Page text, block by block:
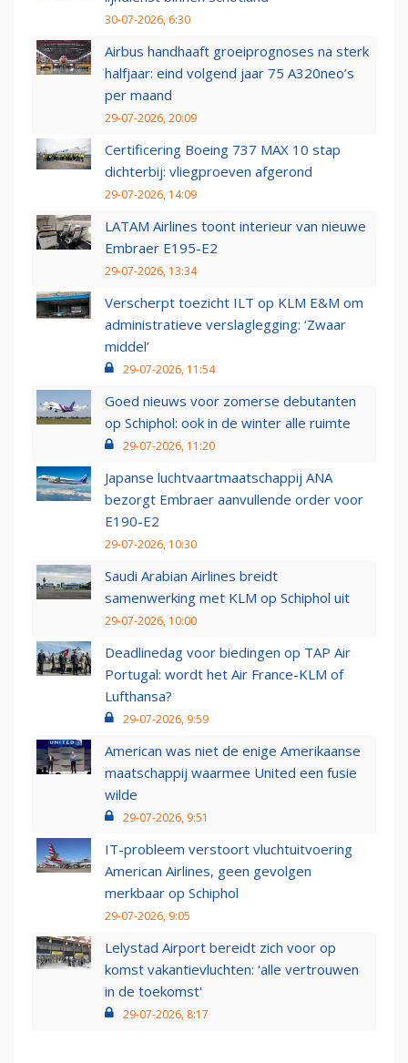
30-07-2026, 6:30
Airbus handhaaft groeiprognoses na sterk
halfjaar: eind volgend jaar 75 A320neo’s
per maand
29-07-2026, 20:09
Certificering Boeing 737 MAX 10 stap
dichterbij: vliegproeven afgerond
29-07-2026, 14:09
LATAM Airlines toont interieur van nieuwe
Embraer E195-E2
29-07-2026, 13:34
Verscherpt toezicht ILT op KLM E&M om
administratieve verslaglegging: ‘Zwaar
middel’
29-07-2026, 11:54
Goed nieuws voor zomerse debutanten
op Schiphol: ook in de winter alle ruimte
29-07-2026, 11:20
Japanse luchtvaartmaatschappij ANA
bezorgt Embraer aanvullende order voor
E190-E2
29-07-2026, 10:30
Saudi Arabian Airlines breidt
samenwerking met KLM op Schiphol uit
29-07-2026, 10:00
Deadlinedag voor biedingen op TAP Air
Portugal: wordt het Air France-KLM of
Lufthansa?
29-07-2026, 9:59
American was niet de enige Amerikaanse
maatschappij waarmee United een fusie
wilde
29-07-2026, 9:51
IT-probleem verstoort vluchtuitvoering
American Airlines, geen gevolgen
merkbaar op Schiphol
29-07-2026, 9:05
Lelystad Airport bereidt zich voor op
komst vakantievluchten: 'alle vertrouwen
in de toekomst'
29-07-2026, 8:17